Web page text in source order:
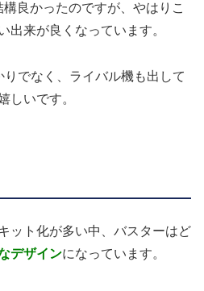
良かったのですが、やはりこ
出来が良くなっています。
でなく、ライバル機も出して
しいです。
ット化が多い中、バスターはど
デザインになっています。